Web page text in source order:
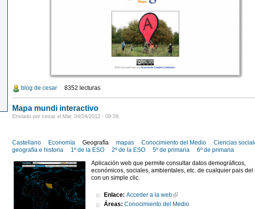
blog de cesar 8352 lecturas
Mapa mundi interactivo
Enviado por cesar el Mar, 04/24/2012 - 09:39.
Castellano Economía Geografía mapas Conocimiento del Medio
Ciencias
geografía e historia
1º de la ESO 2º de la ESO 5º de primaria
6º de primaria
Aplicación web que permite consultar datos demográficos,
económicos, sociales, ambientales, etc. de cualquier pais del
con un simple clic.
Enlace:Acceder a la web
Áreas:Conocimiento del Medio